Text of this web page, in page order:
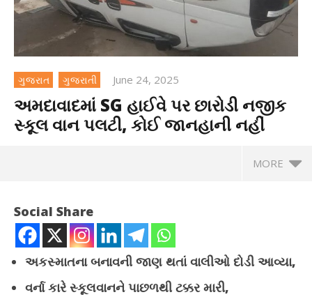
ગુજરાત ગુજરાતી June 24, 2025
અમદાવાદમાં SG હાઈવે પર છારોડી નજીક
સ્કૂલ વાન પલટી, કોઈ જાનહાની નહીં
MORE
Social Share
અકસ્માતના બનાવની જાણ થતાં વાલીઓ દોડી આવ્યા,
વર્ના કારે સ્કૂલવાનને પાછળથી ટક્કર મારી,